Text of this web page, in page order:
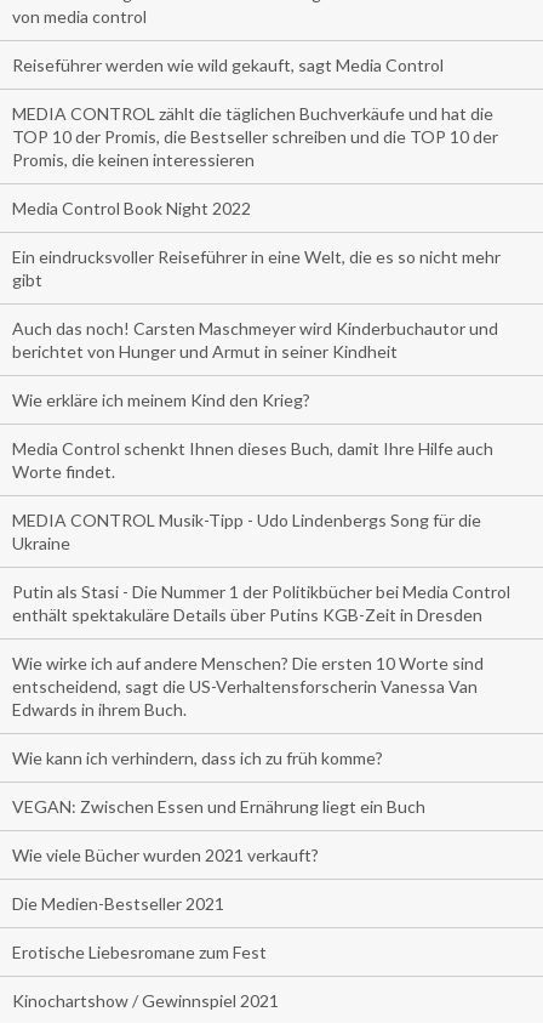
von media control
Reiseführer werden wie wild gekauft, sagt Media Control
MEDIA CONTROL zählt die täglichen Buchverkäufe und hat die
TOP 10 der Promis, die Bestseller schreiben und die TOP 10 der
Promis, die keinen interessieren
Media Control Book Night 2022
Ein eindrucksvoller Reiseführer in eine Welt, die es so nicht mehr
gibt
Auch das noch! Carsten Maschmeyer wird Kinderbuchautor und
berichtet von Hunger und Armut in seiner Kindheit
Wie erkläre ich meinem Kind den Krieg?
Media Control schenkt Ihnen dieses Buch, damit Ihre Hilfe auch
Worte findet.
MEDIA CONTROL Musik-Tipp - Udo Lindenbergs Song für die
Ukraine
Putin als Stasi - Die Nummer 1 der Politikbücher bei Media Control
enthält spektakuläre Details über Putins KGB-Zeit in Dresden
Wie wirke ich auf andere Menschen? Die ersten 10 Worte sind
entscheidend, sagt die US-Verhaltensforscherin Vanessa Van
Edwards in ihrem Buch.
Wie kann ich verhindern, dass ich zu früh komme?
VEGAN: Zwischen Essen und Ernährung liegt ein Buch
Wie viele Bücher wurden 2021 verkauft?
Die Medien-Bestseller 2021
Erotische Liebesromane zum Fest
Kinochartshow / Gewinnspiel 2021